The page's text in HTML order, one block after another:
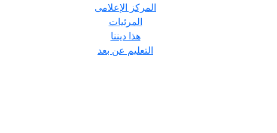
المركز الإعلامى
المرئيات
هذا ديننا
التعليم عن بعد